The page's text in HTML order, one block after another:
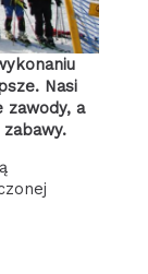
Nasi
zawody, a